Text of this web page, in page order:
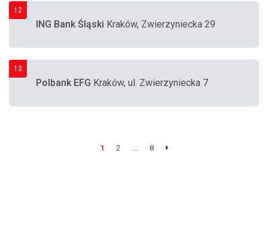
12
ING Bank Śląski Kraków, Zwierzyniecka 29
13
Polbank EFG Kraków, ul. Zwierzyniecka 7
1 2 ... 8